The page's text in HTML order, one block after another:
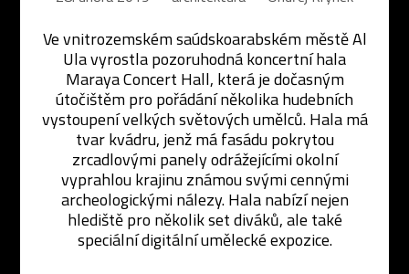
Ve vnitrozemském saúdskoarabském městě Al
Ula vyrostla pozoruhodná koncertní hala
Maraya Concert Hall, která je dočasným
útočištěm pro pořádání několika hudebních
vystoupení velkých světových umělců. Hala má
tvar kvádru, jenž má fasádu pokrytou
zrcadlovými panely odrážejícími okolní
vyprahlou krajinu známou svými cennými
archeologickými nálezy. Hala nabízí nejen
hlediště pro několik set diváků, ale také
speciální digitální umělecké expozice.